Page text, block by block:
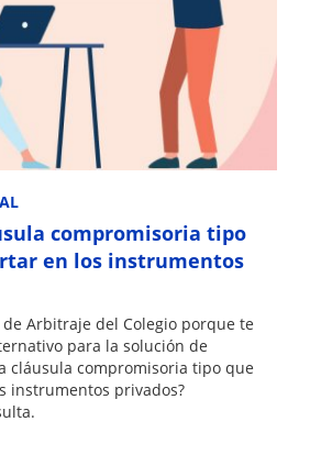
compromisoria tipo
en los instrumentos
Arbitraje del Colegio porque te
para la solución de
cláusula compromisoria tipo que
instrumentos privados?